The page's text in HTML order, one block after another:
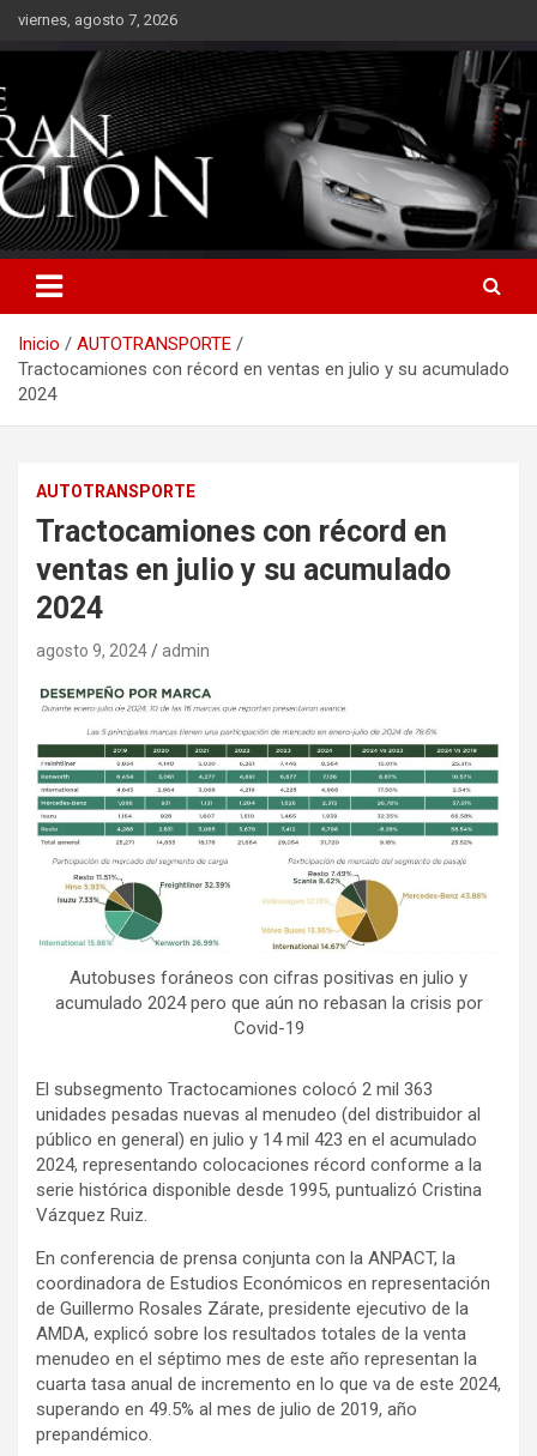
Saltarviernes, agosto 7, 2026
Inicio
AUTOTRANSPORTE
Tractocamiones con récord en ventas en julio y su acumulado
2024
AUTOTRANSPORTE
Tractocamiones con récord en
ventas en julio y su acumulado
2024
agosto 9, 2024 admin
Autobuses foráneos con cifras positivas en julio y
acumulado 2024 pero que aún no rebasan la crisis por
Covid-19
El subsegmento Tractocamiones colocó 2 mil 363
unidades pesadas nuevas al menudeo (del distribuidor al
público en general) en julio y 14 mil 423 en el acumulado
2024, representando colocaciones récord conforme a la
serie histórica disponible desde 1995, puntualizó Cristina
Vázquez Ruiz.
En conferencia de prensa conjunta con la ANPACT, la
coordinadora de Estudios Económicos en representación
de Guillermo Rosales Zárate, presidente ejecutivo de la
AMDA, explicó sobre los resultados totales de la venta
menudeo en el séptimo mes de este año representan la
cuarta tasa anual de incremento en lo que va de este 2024,
superando en 49.5% al mes de julio de 2019, año
prepandémico.